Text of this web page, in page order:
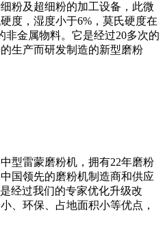
粉及超细粉的加工设备，此微
度，湿度小于6%，莫氏硬度在
非金属物料。它是经过20多次的
生产而研发制造的新型磨粉
型雷蒙磨粉机，拥有22年磨粉
国领先的磨粉机制造商和供应
经过我们的专家优化升级改
、环保、占地面积小等优点，